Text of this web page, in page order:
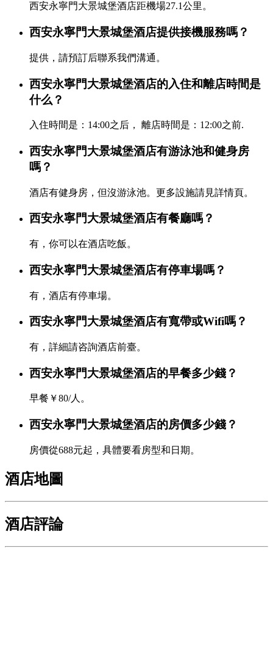
西安永寧門大景城堡酒店距機場27.1公里。
西安永寧門大景城堡酒店提供接機服務嗎？
提供，請預訂后聯系我們溝通。
西安永寧門大景城堡酒店的入住和離店時間是
什么？
入住時間是：14:00之后， 離店時間是：12:00之前.
西安永寧門大景城堡酒店有游泳池和健身房
嗎？
酒店有健身房，但沒游泳池。更多設施請見詳情頁。
西安永寧門大景城堡酒店有餐廳嗎？
有，你可以在酒店吃飯。
西安永寧門大景城堡酒店有停車場嗎？
有，酒店有停車場。
西安永寧門大景城堡酒店有寬帶或Wifi嗎？
有，詳細請咨詢酒店前臺。
西安永寧門大景城堡酒店的早餐多少錢？
早餐￥80/人。
西安永寧門大景城堡酒店的房價多少錢？
房價從688元起，具體要看房型和日期。
酒店地圖
酒店評論